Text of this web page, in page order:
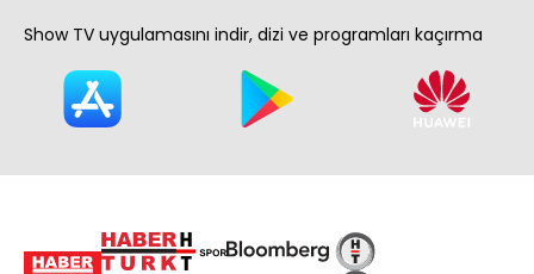
Show TV uygulamasını indir, dizi ve programları kaçırma